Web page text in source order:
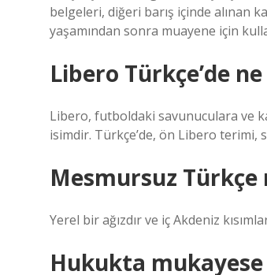
belgeleri, diğeri barış içinde alınan
yaşamından sonra muayene için
Libero Türkçe’de
Libero, futboldaki savunuculara ve
isimdir. Türkçe’de, ön Libero terimi,
Mesmursuz Türkçe
Yerel bir ağızdır ve iç Akdeniz
Hukukta mukayese